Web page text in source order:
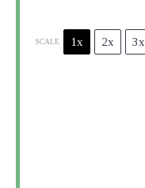
SCALE 1x 2x 3x